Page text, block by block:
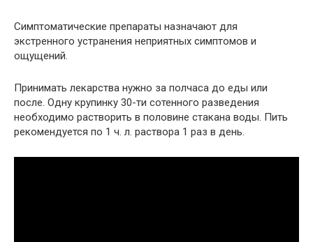
Симптоматические препараты назначают для
экстренного устранения неприятных симптомов и
ощущений.
Принимать лекарства нужно за полчаса до еды или
после. Одну крупинку 30-ти сотенного разведения
необходимо растворить в половине стакана воды. Пить
рекомендуется по 1 ч. л. раствора 1 раз в день.